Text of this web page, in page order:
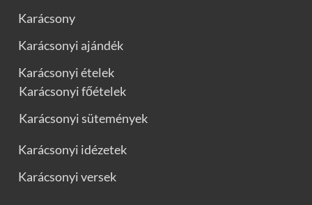
Karácsony
Karácsonyi ajándék
Karácsonyi ételek
Karácsonyi főételek
Karácsonyi sütemények
Karácsonyi idézetek
Karácsonyi versek